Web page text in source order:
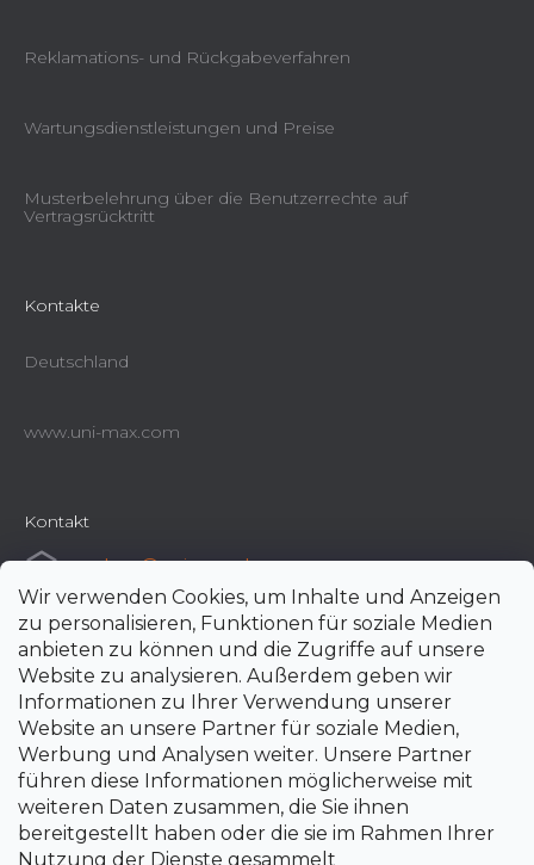
Wir verwenden Cookies, um Inhalte und Anzeigen
zu personalisieren, Funktionen für soziale Medien
anbieten zu können und die Zugriffe auf unsere
Website zu analysieren. Außerdem geben wir
Informationen zu Ihrer Verwendung unserer
Website an unsere Partner für soziale Medien,
Werbung und Analysen weiter. Unsere Partner
führen diese Informationen möglicherweise mit
weiteren Daten zusammen, die Sie ihnen
bereitgestellt haben oder die sie im Rahmen Ihrer
Nutzung der Dienste gesammelt
Reklamations- und Rückgabeverfahren
Wartungsdienstleistungen und Preise
Musterbelehrung über die Benutzerrechte auf
Vertragsrücktritt
Kontakte
Deutschland
www.uni-max.com
Kontakt
e-shop@uni-max.de
+420 266 190 190